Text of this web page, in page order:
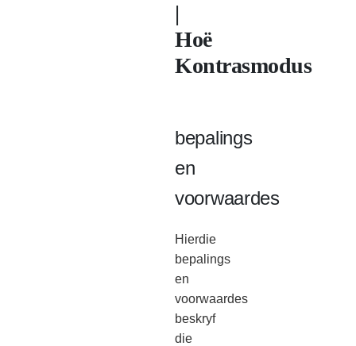
|
Hoë
Kontrasmodus
bepalings
en
voorwaardes
Hierdie
bepalings
en
voorwaardes
beskryf
die